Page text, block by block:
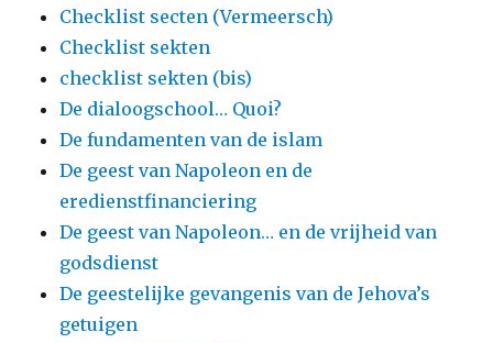
Checklist secten (Vermeersch)
Checklist sekten
checklist sekten (bis)
De dialoogschool… Quoi?
De fundamenten van de islam
De geest van Napoleon en de
eredienstfinanciering
De geest van Napoleon… en de vrijheid van
godsdienst
De geestelijke gevangenis van de Jehova’s
getuigen